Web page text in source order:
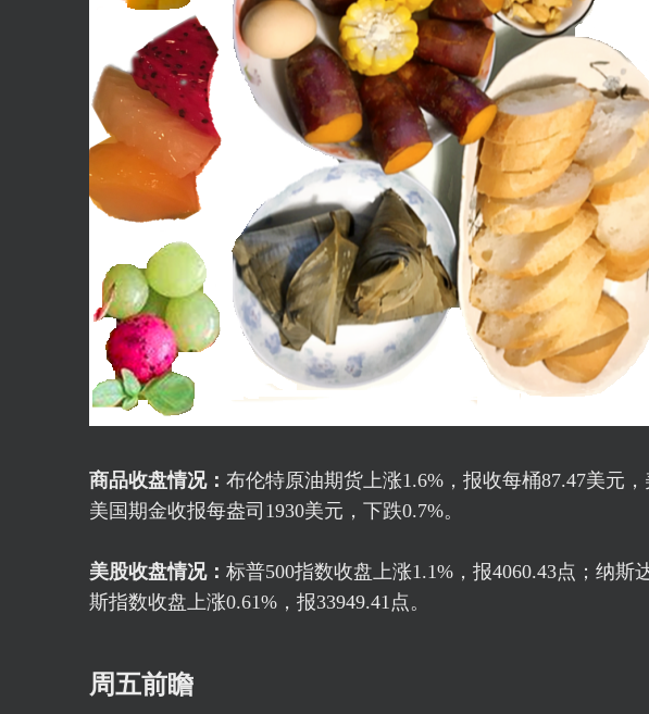
商品收盘情况： 布伦特原油期货上涨1.6%，报收每桶87.47美元
美国期金收报每盎司1930美元，下跌0.7%。
美股收盘情况： 标普500指数收盘上涨1.1%，报4060.43点；纳斯
斯指数收盘上涨0.61%，报33949.41点。
周五前瞻